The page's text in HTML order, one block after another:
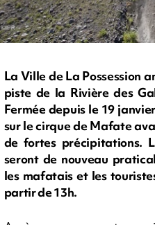
La Ville de La Possession
piste de la Rivière des
Fermée depuis le 19
sur le cirque de Mafate
de fortes précipitations.
seront de nouveau
les mafatais et les
partir de 13h.